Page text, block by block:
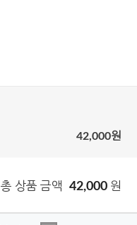
42,000원
총 상품 금액 42,000 원